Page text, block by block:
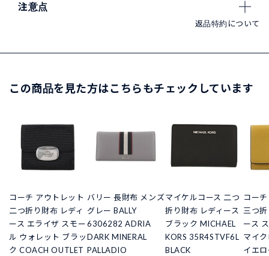
注意点
返品特約について
この商品を見た方はこちらもチェックしています
コーチ アウトレット
二つ折り財布 レディ
ース エライザ スモー
ル ウォレット ブラッ
ク COACH OUTLET
バリー 長財布 メンズ
グレー BALLY
6306282 ADRIA
DARK MINERAL
PALLADIO
マイケルコース 二つ
折り財布 レディース
ブラック MICHAEL
KORS 35R4STVF6L
BLACK
コー
三つ
ース
マイ
イエ